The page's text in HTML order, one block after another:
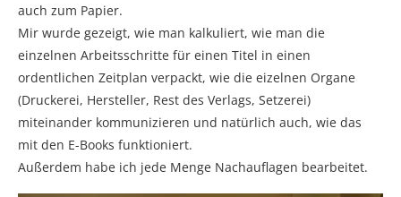
auch zum Papier.
Mir wurde gezeigt, wie man kalkuliert, wie man die
einzelnen Arbeitsschritte für einen Titel in einen
ordentlichen Zeitplan verpackt, wie die eizelnen Organe
(Druckerei, Hersteller, Rest des Verlags, Setzerei)
miteinander kommunizieren und natürlich auch, wie das
mit den E-Books funktioniert.
Außerdem habe ich jede Menge Nachauflagen bearbeitet.